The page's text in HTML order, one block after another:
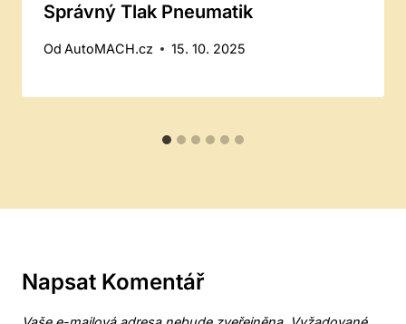
Správný Tlak Pneumatik
Od AutoMACH.cz 15. 10. 2025
Napsat Komentář